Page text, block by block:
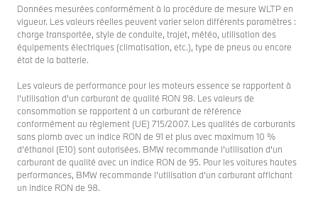
Données mesurées conformément à la procédure de mesure WLTP en
vigueur. Les valeurs réelles peuvent varier selon différents paramètres :
charge transportée, style de conduite, trajet, météo, utilisation des
équipements électriques (climatisation, etc.), type de pneus ou encore
état de la batterie.
Les valeurs de performance pour les moteurs essence se rapportent à
l’utilisation d’un carburant de qualité RON 98. Les valeurs de
consommation se rapportent à un carburant de référence
conformément au règlement (UE) 715/2007. Les qualités de carburants
sans plomb avec un indice RON de 91 et plus avec maximum 10 %
d’éthanol (E10) sont autorisées. BMW recommande l’utilisation d’un
carburant de qualité avec un indice RON de 95. Pour les voitures hautes
performances, BMW recommande l’utilisation d’un carburant affichant
un indice RON de 98.